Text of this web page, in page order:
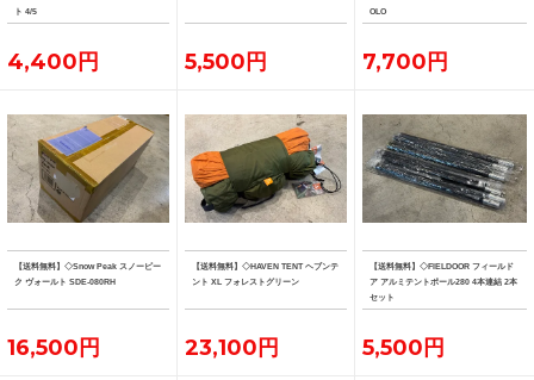
ト 4/5
4,400円 5,500円
OLO
7,700円
【送料無料】◇Snow Peak スノーピー
ク ヴォールト SDE-080RH
16,500円
【送料無料】◇HAVEN TENT ヘブンテ
ント XL フォレストグリーン
23,100円
【送料無料】◇FIELDOOR フィールド
ア アルミテントポール280 4本連結 2本
セット
5,500円